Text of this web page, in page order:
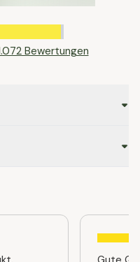
Bewertungen